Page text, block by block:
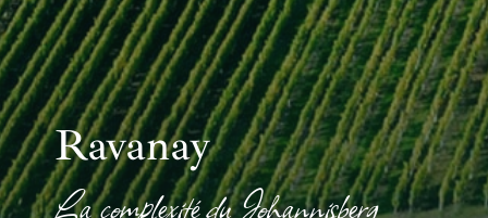
Ravanay
La complexité du Johannisberg